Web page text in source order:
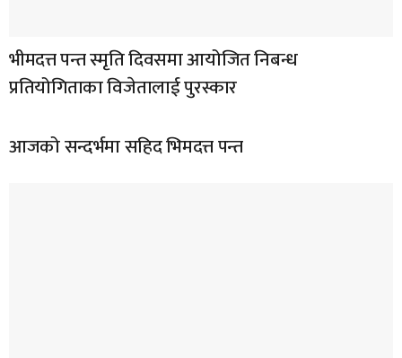
भीमदत्त पन्त स्मृति दिवसमा आयोजित निबन्ध
प्रतियोगिताका विजेतालाई पुरस्कार
आजको सन्दर्भमा सहिद भिमदत्त पन्त